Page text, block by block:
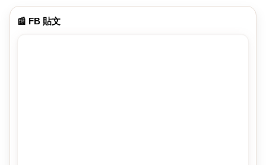
📰 FB 貼文